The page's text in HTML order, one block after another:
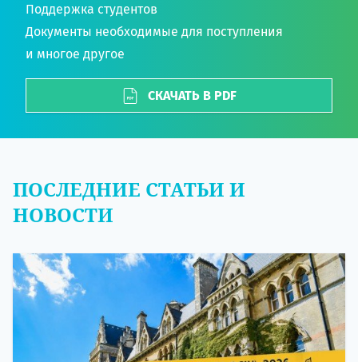
Поддержка студентов
Документы необходимые для поступления
и многое другое
СКАЧАТЬ В PDF
ПОСЛЕДНИЕ СТАТЬИ И
НОВОСТИ